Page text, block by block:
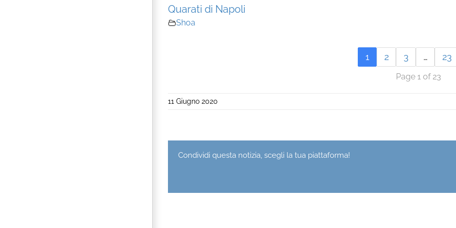
Quarati di Napoli
Shoa
1 2 3 … 23
Page 1 of 23
11 Giugno 2020
Condividi questa notizia, scegli la tua piattaforma!